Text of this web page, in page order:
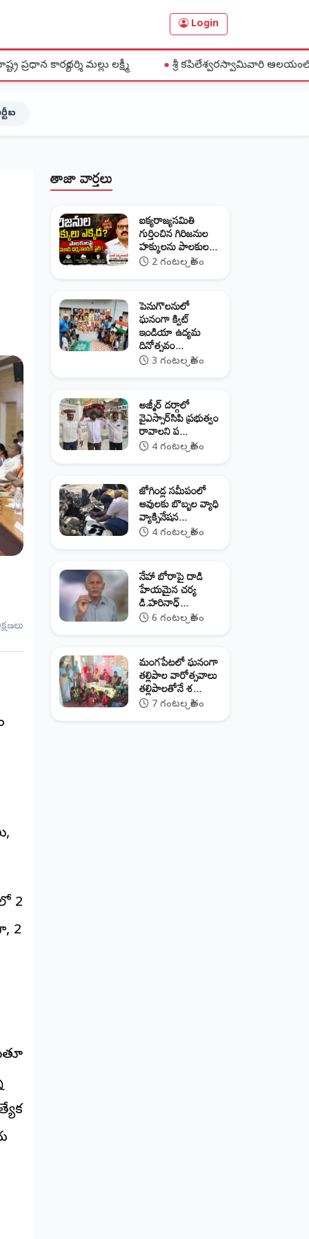
Login
లక్ష్మీ ●శ్రీ కపిలేశ్వరస్వామివారి ఆలయంలో భక్తిశ్రద్ధల మధ్య
2
2
తాజా వార్తలు
ఐక్యరాజ్యసమితి
గుర్తించిన గిరిజనుల
హక్కులను పాలకుల...
2 గంటల క్రితం
పెనుగొలనులో
ఘనంగా క్విట్
ఇండియా ఉద్యమ
దినోత్సవం...
3 గంటల క్రితం
అజ్మీర్ దర్గాలో
వైఎస్సార్‌సిపి ప్రభుత్వం
రావాలని ప...
4 గంటల క్రితం
జోగిండ్ల సమీపంలో
ఆవులకు బొబ్బల వ్యాధి
వ్యాక్సినేషన...
4 గంటల క్రితం
నేహా బోరాపై దాడి
హేయమైన చర్య
డి.హరినాధ్...
6 గంటల క్రితం
మంగపేటలో ఘనంగా
తల్లిపాల వారోత్సవాలు
తల్లిపాలతోనే శ...
7 గంటల క్రితం